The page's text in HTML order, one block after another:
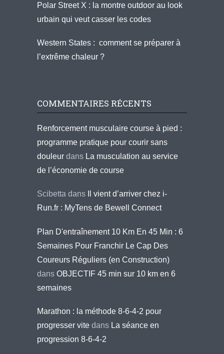
Polar Street X : la montre outdoor au look
urbain qui veut casser les codes
Western States : comment se préparer à
l’extrême chaleur ?
COMMENTAIRES RÉCENTS
Renforcement musculaire course à pied :
programme pratique pour courir sans
douleur dans La musculation au service
de l’économie de course
Scibetta dans
Il vient d’arriver chez i-
Run.fr : MyTens de Bewell Connect
Plan D'entraînement 10 Km En 45 Min : 6
Semaines Pour Franchir Le Cap Des
Coureurs Réguliers (en Construction)
dans OBJECTIF 45 min sur 10 km en 6
semaines
Marathon : la méthode 8-6-4-2 pour
progresser vite dans La séance en
progression 8-6-4-2